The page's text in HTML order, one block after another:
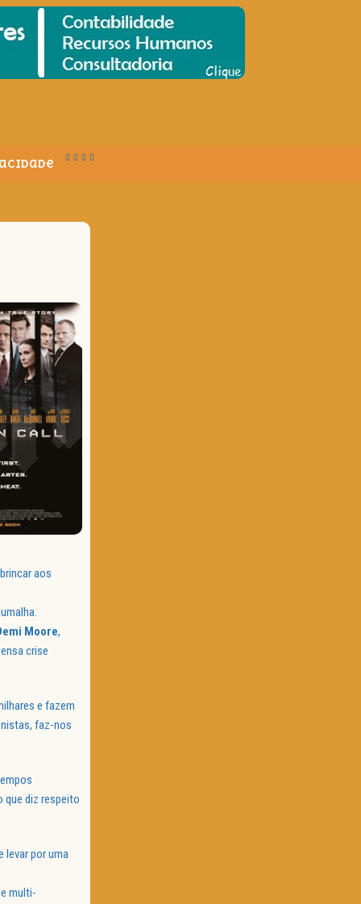
aos
Moore,
crise
e fazem
faz-nos
que diz respeito
levar por uma
multi-